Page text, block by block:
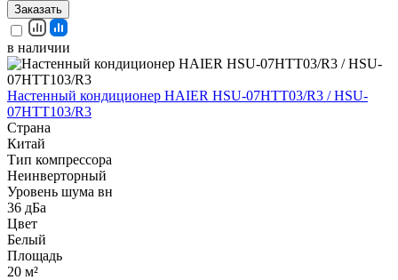
Заказать
в наличии
Настенный кондиционер HAIER HSU-07HTT03/R3 / HSU-
07HTT103/R3
Страна
Китай
Тип компрессора
Неинверторный
Уровень шума вн
36 дБа
Цвет
Белый
Площадь
20 м²